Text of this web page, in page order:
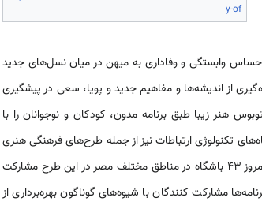
y-of
وابستگی و وفاداری به میهن در میان نسل­‌های جدید
از اندیشه­‌ها و مفاهیم جدید و پویا، سعی در پیشگیری
هنر زیبا طبق برنامه مدون، کودکان و نوجوانان را با
تکنولوژی ارتباطات نیز از جمله طرح‌­های فرهنگی هنری
وابسته به سازمان کل کاخ‌­های فرهنگی است که از سال 2003 به اجرا گزارده شده است. امروز 43 باشگاه در مناطق مختلف مصر در این طرح مشارکت
مشارکت کنندگان با شیوه­‌های گوناگون بهره‌­برداری از